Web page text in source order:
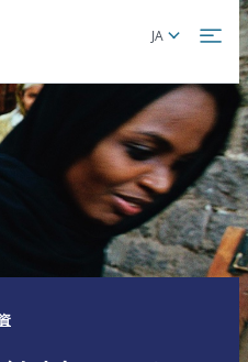
Global
toggler
JA